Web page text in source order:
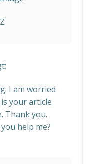
I am worried
your article
Thank you.
help me?